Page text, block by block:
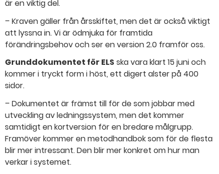
är en viktig del.
– Kraven gäller från årsskiftet, men det är också viktigt
att lyssna in. Vi är ödmjuka för framtida
förändringsbehov och ser en version 2.0 framför oss.
Grunddokumentet för ELS ska vara klart 15 juni och
kommer i tryckt form i höst, ett digert alster på 400
sidor.
– Dokumentet är främst till för de som jobbar med
utveckling av ledningssystem, men det kommer
samtidigt en kortversion för en bredare målgrupp.
Framöver kommer en metodhandbok som för de flesta
blir mer intressant. Den blir mer konkret om hur man
verkar i systemet.